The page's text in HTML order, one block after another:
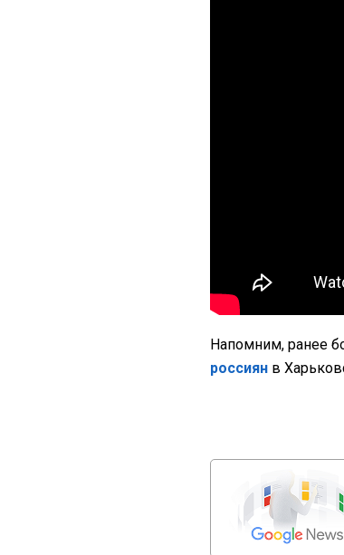
Напомним, ранее
россиян в